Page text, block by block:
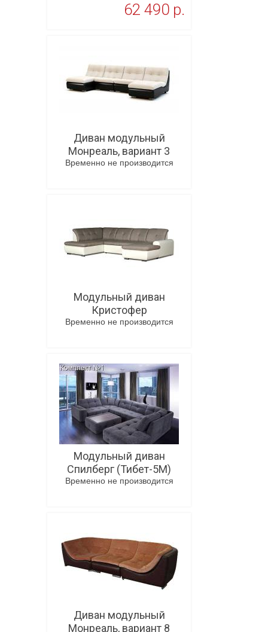
62 490 p.
Диван модульный
Монреаль, вариант 3
Временно не производится
Модульный диван
Кристофер
Временно не производится
Модульный диван
Спилберг (Тибет-5М)
Временно не производится
Диван модульный
Монреаль, вариант 8